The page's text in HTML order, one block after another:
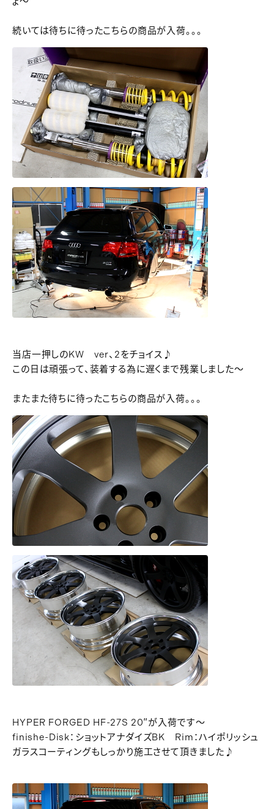
続いては待ちに待ったこちらの商品が入荷。。。
当店一押しのKW ver、2をチョイス♪
この日は頑張って、装着する為に遅くまで残業しました～
またまた待ちに待ったこちらの商品が入荷。。。
HYPER FORGED HF-27S 20″が入荷です～
finishe-Disk：ショットアナダイズBK Rim：ハイポリッシュ
ガラスコーティングもしっかり施工させて頂きました♪